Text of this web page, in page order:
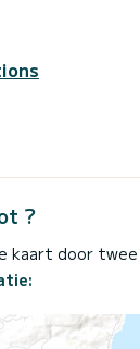
?
kaart door